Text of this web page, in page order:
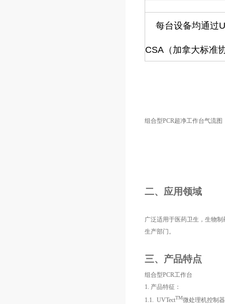
每台设备均通过
CSA（加拿大标准
组合型PCR超净工作台气流图
二、应用领域
广泛适用于医药卫生，生物
生产部门。
三、产品特点
组合型PCR工作台
1. 产品特征：
1.1. UVTectTM微处理机控制器